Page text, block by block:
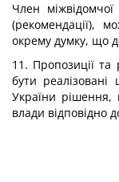
Член
(рекомендації),
окрему думку, що
11. Пропозиції та
бути
України рішення,
влади відповідно